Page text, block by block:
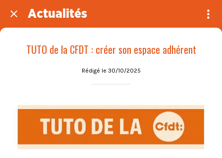
Actualités
TUTO de la CFDT : créer son espace adhérent
Rédigé le 30/10/2025